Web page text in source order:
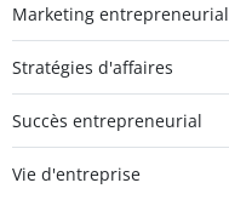
Marketing entrepreneurial
Stratégies d'affaires
Succès entrepreneurial
Vie d'entreprise